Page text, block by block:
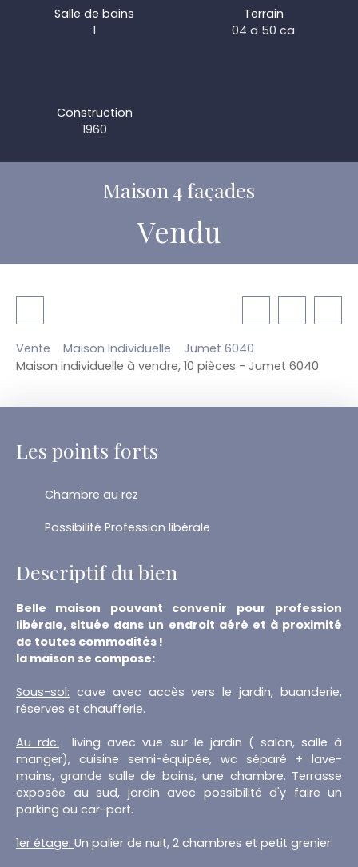
Salle de bains
1
Terrain
04 a 50 ca
Construction
1960
Maison 4 façades
Vendu
Vente Maison Individuelle
Jumet 6040
Maison individuelle à vendre, 10 pièces - Jumet 6040
Les points forts
Chambre au rez
Possibilité Profession libérale
Descriptif du bien
Belle maison pouvant convenir pour profession
libérale, située dans un endroit aéré et à proximité
de toutes commodités !
la maison se compose:
Sous-sol: cave avec accès vers le jardin, buanderie,
réserves et chaufferie.
Au rdc: living avec vue sur le jardin ( salon, salle à
manger), cuisine semi-équipée, wc séparé + lave-
mains, grande salle de bains, une chambre. Terrasse
exposée au sud, jardin avec possibilité d'y faire un
parking ou car-port.
1er étage: Un palier de nuit, 2 chambres et petit grenier.